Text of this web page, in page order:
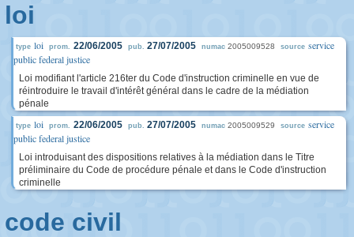
loi
type loi prom. 22/06/2005 pub. 27/07/2005 numac 2005009528 source service
public federal justice
Loi modifiant l'article 216ter du Code d'instruction criminelle en vue de
réintroduire le travail d'intérêt général dans le cadre de la médiation
pénale
type loi prom. 22/06/2005 pub. 27/07/2005 numac 2005009529 source service
public federal justice
Loi introduisant des dispositions relatives à la médiation dans le Titre
préliminaire du Code de procédure pénale et dans le Code d'instruction
criminelle
code civil